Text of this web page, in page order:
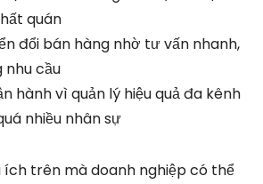
quán
đổi bán hàng nhờ tư vấn nhanh,
nhu cầu
hành vì quản lý hiệu quả đa kênh
nhiều nhân sự
trên mà doanh nghiệp có thể